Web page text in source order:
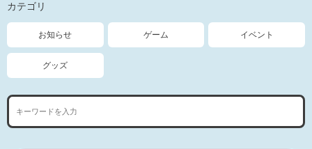
カテゴリ
お知らせ ゲーム イベント
グッズ